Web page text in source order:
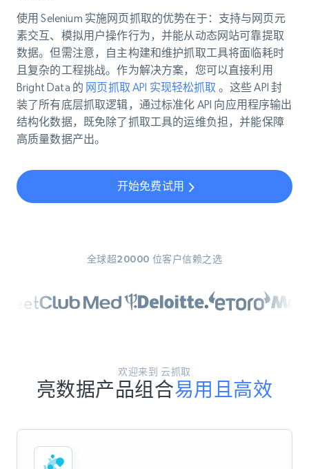
使用 Selenium 实施网页抓取的优势在于：支持与网页元
素交互、模拟用户操作行为，并能从动态网站可靠提取
数据。但需注意，自主构建和维护抓取工具将面临耗时
且复杂的工程挑战。作为解决方案，您可以直接利用
Bright Data 的 网页抓取 API 实现轻松抓取 。这些 API 封
装了所有底层抓取逻辑，通过标准化 API 向应用程序输出
结构化数据，既免除了抓取工具的运维负担，并能保障
高质量数据产出。
开始免费试用
全球超20000 位客户信赖之选
欢迎来到 云抓取
亮数据产品组合易用且高效